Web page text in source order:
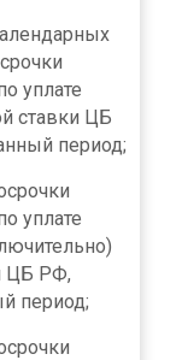
уплате
ставки ЦБ
период;
уплате
ЦБ РФ,
период;